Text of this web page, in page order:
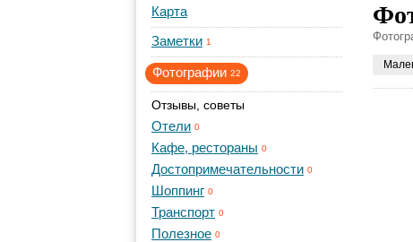
Карта
Заметки 1
Фотографии 22
Отзывы, советы
Отели 0
Кафе, рестораны 0
Достопримечательности 0
Шоппинг 0
Транспорт 0
Полезное 0